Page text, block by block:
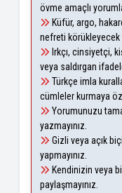
övme amaçlı
Küfür, argo,
nefreti körükleyecek
Irkçı, cinsiyetçi,
veya saldırgan
Türkçe imla
cümleler kurmaya
Yorumunuzu
yazmayınız.
Gizli veya açık
yapmayınız.
Kendinizin veya
paylaşmayınız.